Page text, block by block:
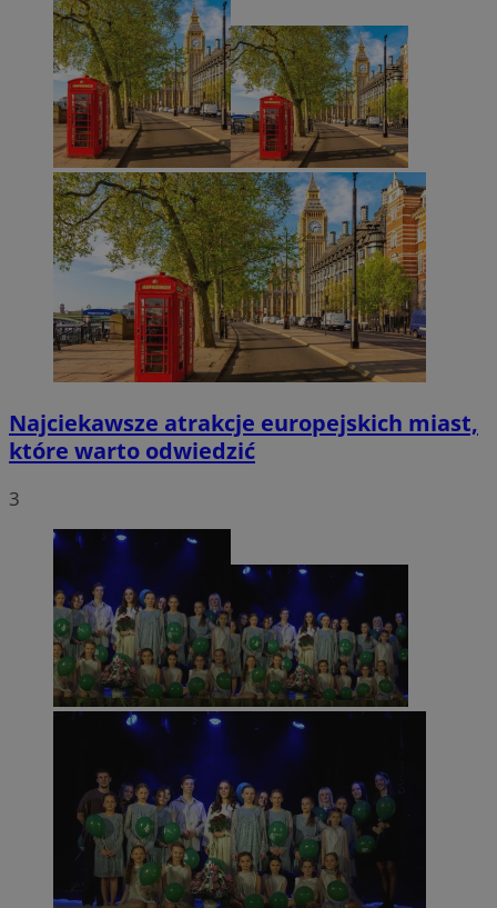
Najciekawsze atrakcje europejskich miast,
które warto odwiedzić
3